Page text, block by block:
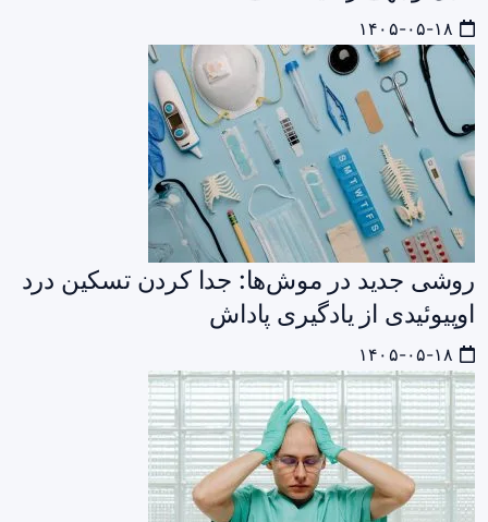
روشی جدید در موش‌ها: جدا کردن تسکین درد
اوپیوئیدی از یادگیری پاداش